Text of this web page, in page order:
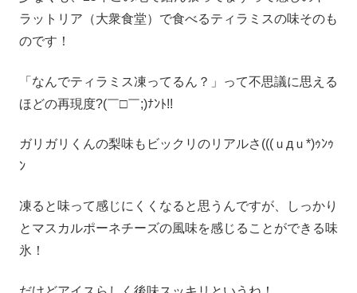
ラットリア（大衆食堂）で食べるティラミスの味そのも
のです！
「なんでティラミス凍ってるん？」って不思議に思える
ほどの再現度?(￣□￣;)ﾅﾝﾄ!!
ガリガリくんの梨味もビックリのリアルさ(((ｕдｕ*)ｩﾝｩ
ﾝ
凍ると味って感じにくくなると思うんですが、しっかり
とマスカルポーネチーズの風味を感じることができる味
氷！